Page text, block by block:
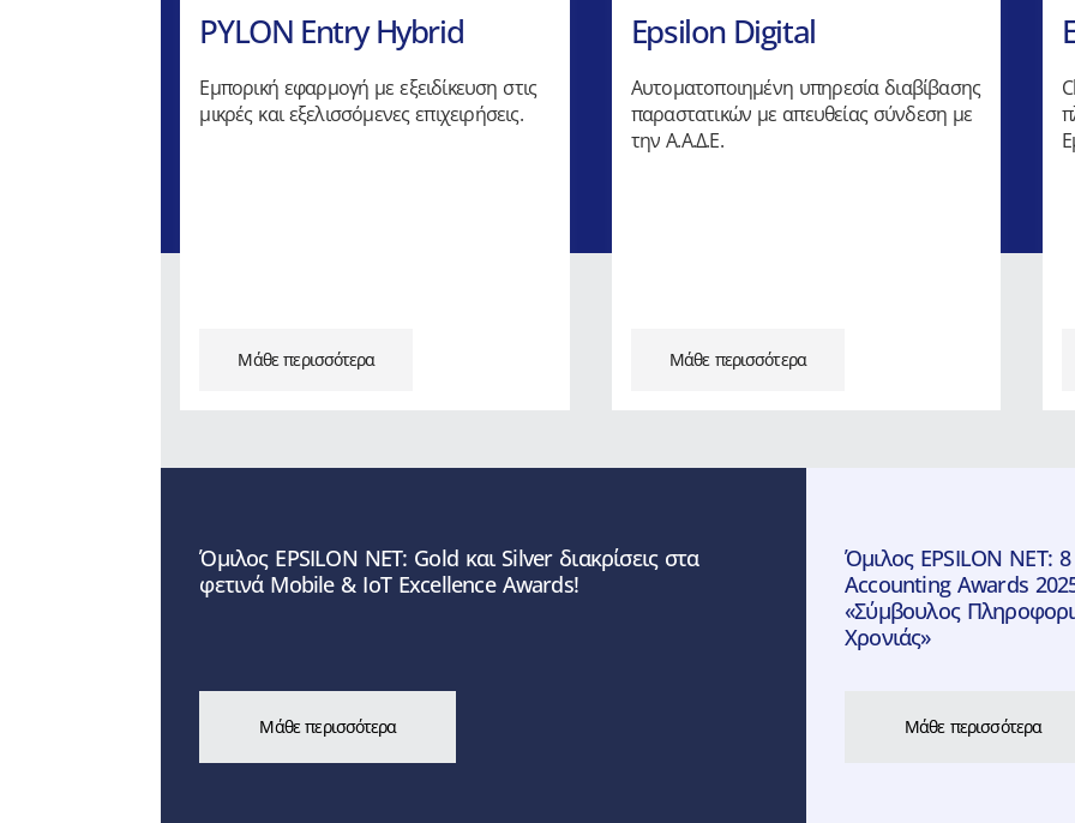
PYLON Entry Hybrid
Εμπορική εφαρμογή με εξειδίκευση στις
μικρές και εξελισσόμενες επιχειρήσεις.
Μάθε περισσότερα
Epsilon Digital
Αυτοματοποιημένη υπηρεσία διαβίβασης
παραστατικών με απευθείας σύνδεση με
την Α.Α.Δ.Ε.
Μάθε περισσότερα
Όμιλος EPSILON ΝΕΤ: Gold και Silver διακρίσεις στα
φετινά Mobile & ΙoΤ Excellence Awards!
Μάθε περισσότερα
Όμιλος EPSILON NET:
Accounting Awards
«Σύμβουλος
Χρονιάς»
Μάθε περισσότερα